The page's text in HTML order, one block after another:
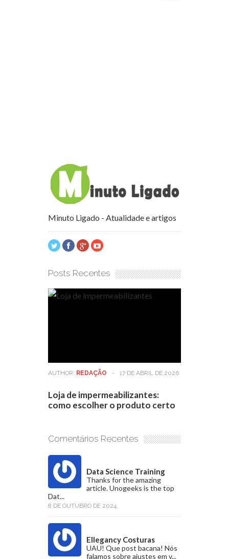
Minuto Ligado - Atualidade e artigos
Posts Recentes
AUTHOR: REDAÇÃO - 17 DE ABRIL DE 2026
Loja de impermeabilizantes:
como escolher o produto certo
Comentários Recentes
Data Science Training
Thanks for the amazing
article. Unogeeks is the top
Dat...
8 DE OUTUBRO DE 2024
Ellegancy Costuras
UAU! Que post bacana! Nós
falamos sobre ajustes em v...